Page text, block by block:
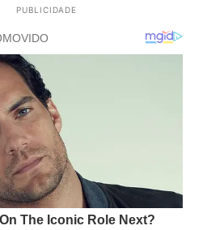
PUBLICIDADE